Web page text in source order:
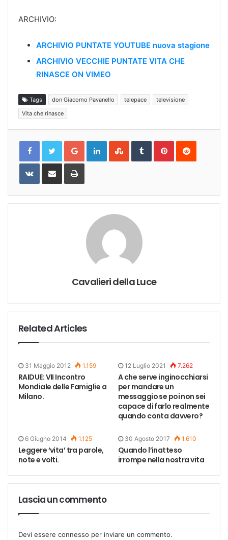
ARCHIVIO:
ARCHIVIO PUNTATE YOUTUBE nuova stagione
ARCHIVIO VECCHIE PUNTATE VITA CHE
RINASCE ON VIMEO
Tags don Giacomo Pavanello telepace
televisione
Vita che rinasce
Google+LinkedInStumbleUpon
TumblrPinterestReddit
VKontakteShare
Email
Print
Cavalieri della Luce
Related Articles
31 Maggio 2012 1.159
RAIDUE: VII Incontro
Mondiale delle Famiglie a
Milano.
12 Luglio 2021 7.262
A che serve inginocchiarsi
per mandare un
messaggio se poi non sei
capace di farlo realmente
quando conta davvero?
6 Giugno 2014 1.125
Leggere ‘vita’ tra parole,
note e volti.
30 Agosto 2017 1.610
Quando l’inatteso
irrompe nella nostra vita
Lascia un commento
Devi essere connesso per inviare un commento.